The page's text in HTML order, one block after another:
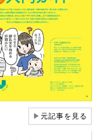
▶元記事を見る